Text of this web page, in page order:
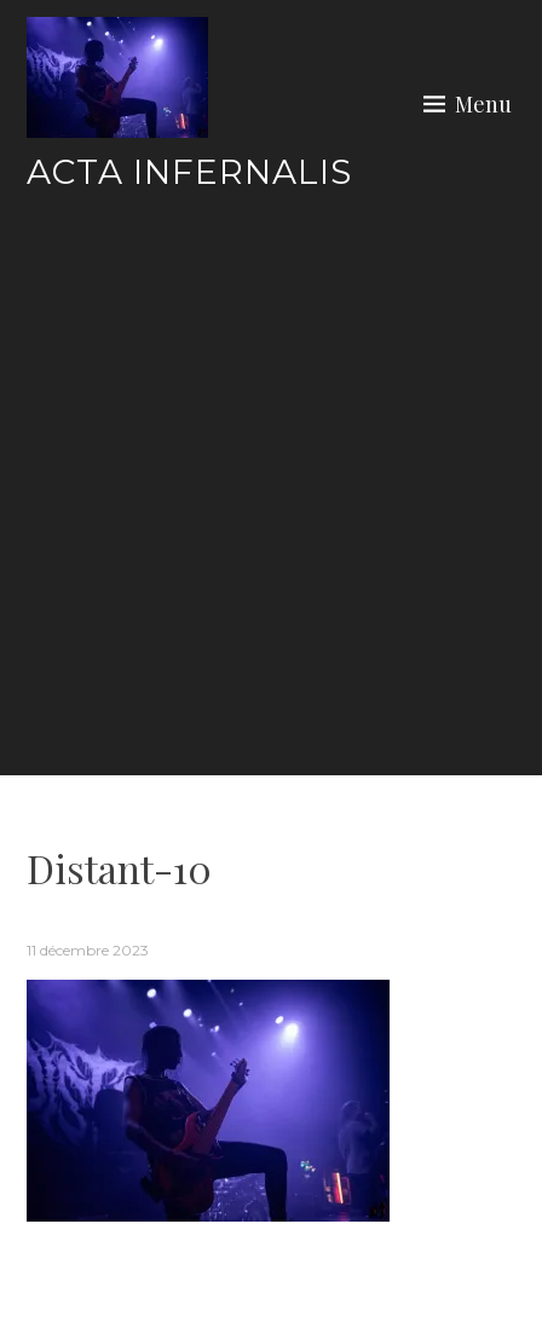
Skip
content
ACTA INFERNALIS
Menu
Distant-10
11 décembre 2023